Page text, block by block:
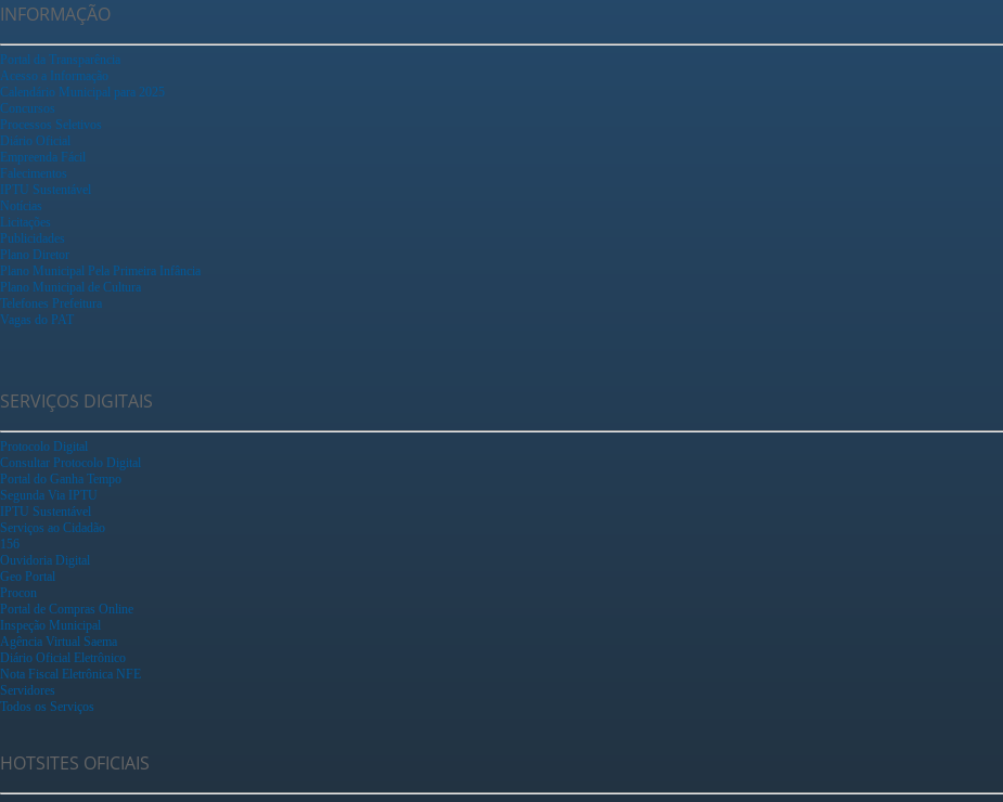
INFORMAÇÃO
Portal da Transparência
Acesso a Informação
Calendário Municipal para 2025
Concursos
Processos Seletivos
Diário Oficial
Empreenda Fácil
Falecimentos
IPTU Sustentável
Notícias
Licitações
Publicidades
Plano Diretor
Plano Municipal Pela Primeira Infância
Plano Municipal de Cultura
Telefones Prefeitura
Vagas do PAT
SERVIÇOS DIGITAIS
Protocolo Digital
Consultar Protocolo Digital
Portal do Ganha Tempo
Segunda Via IPTU
IPTU Sustentável
Serviços ao Cidadão
156
Ouvidoria Digital
Geo Portal
Procon
Portal de Compras Online
Inspeção Municipal
Agência Virtual Saema
Diário Oficial Eletrônico
Nota Fiscal Eletrônica NFE
Servidores
Todos os Serviços
HOTSITES OFICIAIS